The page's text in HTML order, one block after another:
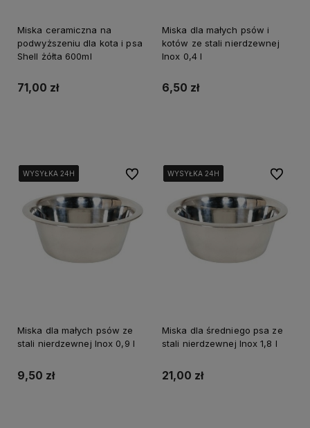
Miska ceramiczna na
podwyższeniu dla kota i psa
Shell żółta 600ml
71,00 zł
Miska dla małych psów i
kotów ze stali nierdzewnej
Inox 0,4 l
6,50 zł
WYSYŁKA 24H
WYSYŁKA 24H
WYSYŁKA 24H
WYSYŁKA 24H
Miska dla małych psów ze
stali nierdzewnej Inox 0,9 l
9,50 zł
Do ulubionychWYSYŁKA 24H
WYSYŁKA 24H
WYSYŁKA 24H
WYSYŁKA 24H
Miska dla średniego psa ze
stali nierdzewnej Inox 1,8 l
21,00 zł
Do